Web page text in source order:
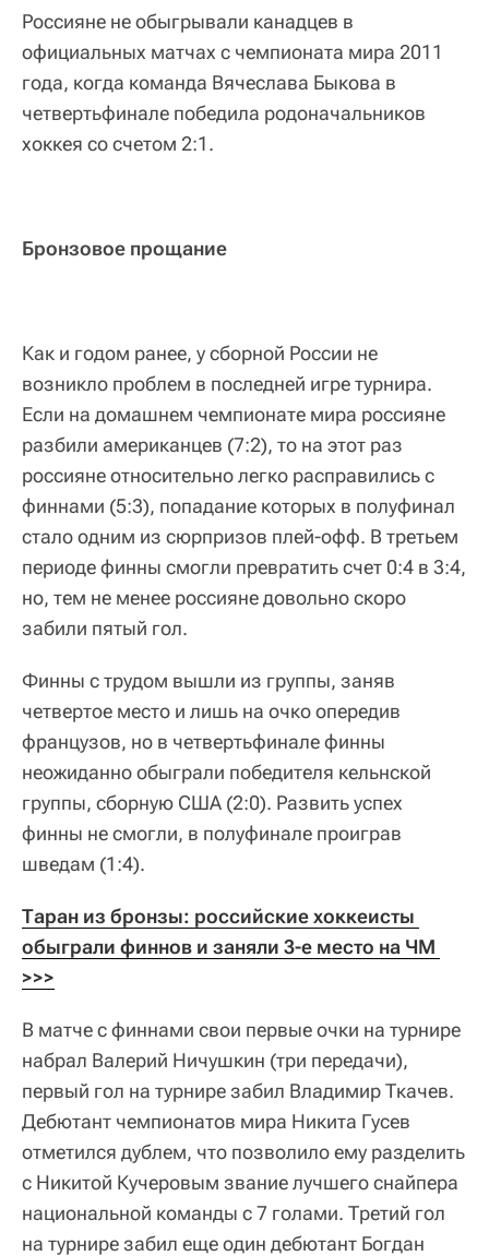
Россияне не обыгрывали канадцев в
официальных матчах с чемпионата мира 2011
года, когда команда Вячеслава Быкова в
четвертьфинале победила родоначальников
хоккея со счетом 2:1.
Бронзовое прощание
Как и годом ранее, у сборной России не
возникло проблем в последней игре турнира.
Если на домашнем чемпионате мира россияне
разбили американцев (7:2), то на этот раз
россияне относительно легко расправились с
финнами (5:3), попадание которых в полуфинал
стало одним из сюрпризов плей-офф. В третьем
периоде финны смогли превратить счет 0:4 в 3:4,
но, тем не менее россияне довольно скоро
забили пятый гол.
Финны с трудом вышли из группы, заняв
четвертое место и лишь на очко опередив
французов, но в четвертьфинале финны
неожиданно обыграли победителя кельнской
группы, сборную США (2:0). Развить успех
финны не смогли, в полуфинале проиграв
шведам (1:4).
Таран из бронзы: российские хоккеисты
обыграли финнов и заняли 3-е место на ЧМ
>>>
В матче с финнами свои первые очки на турнире
набрал Валерий Ничушкин (три передачи),
первый гол на турнире забил Владимир Ткачев.
Дебютант чемпионатов мира Никита Гусев
отметился дублем, что позволило ему разделить
с Никитой Кучеровым звание лучшего снайпера
национальной команды с 7 голами. Третий гол
на турнире забил еще один дебютант Богдан